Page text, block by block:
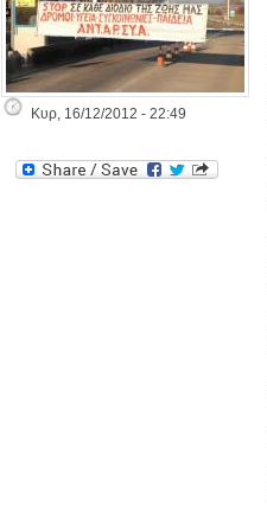
Κυρ, 16/12/2012 - 22:49